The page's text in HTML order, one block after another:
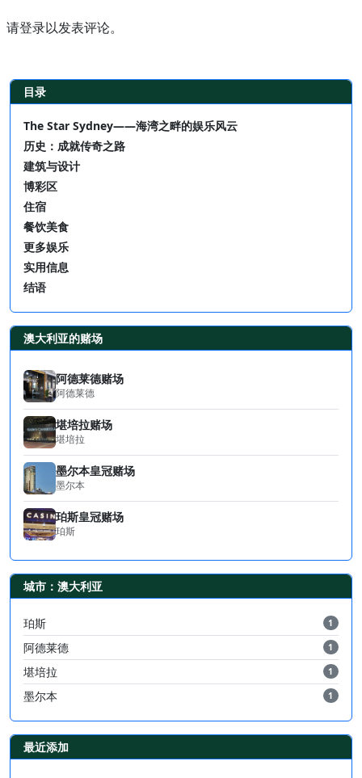
请登录以发表评论。
目录
The Star Sydney——海湾之畔的娱乐风云
历史：成就传奇之路
建筑与设计
博彩区
住宿
餐饮美食
更多娱乐
实用信息
结语
澳大利亚的赌场
阿德莱德赌场
阿德莱德
堪培拉赌场
堪培拉
墨尔本皇冠赌场
墨尔本
珀斯皇冠赌场
珀斯
城市：澳大利亚
珀斯 1
阿德莱德 1
堪培拉 1
墨尔本 1
最近添加